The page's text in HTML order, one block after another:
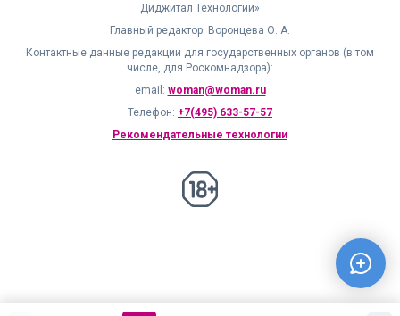
Диджитал Технологии»
Главный редактор: Воронцева О. А.
Контактные данные редакции для государственных органов (в том
числе, для Роскомнадзора):
email: woman@woman.ru
Телефон: +7(495) 633-57-57
Рекомендательные технологии
18+